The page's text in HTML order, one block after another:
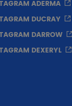
ADERMA
DUCRAY
DARROW
DEXERYL